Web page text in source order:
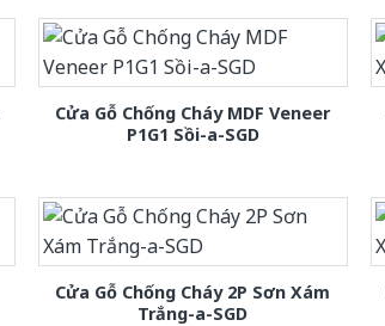
Cửa Gỗ Chống Cháy MDF Veneer
P1G1 Sồi-a-SGD
Cửa Gỗ Chống Cháy 2P Sơn Xám
Trắng-a-SGD